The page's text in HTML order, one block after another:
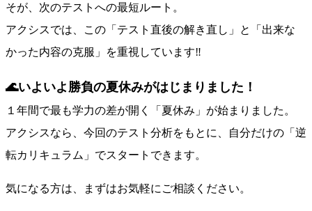
そが、次のテストへの最短ルート。
アクシスでは、この「テスト直後の解き直し」と「出来な
かった内容の克服」を重視しています‼
🌊いよいよ勝負の夏休みがはじまりました！
１年間で最も学力の差が開く「夏休み」が始まりました。
アクシスなら、今回のテスト分析をもとに、自分だけの「逆
転カリキュラム」でスタートできます。
気になる方は、まずはお気軽にご相談ください。